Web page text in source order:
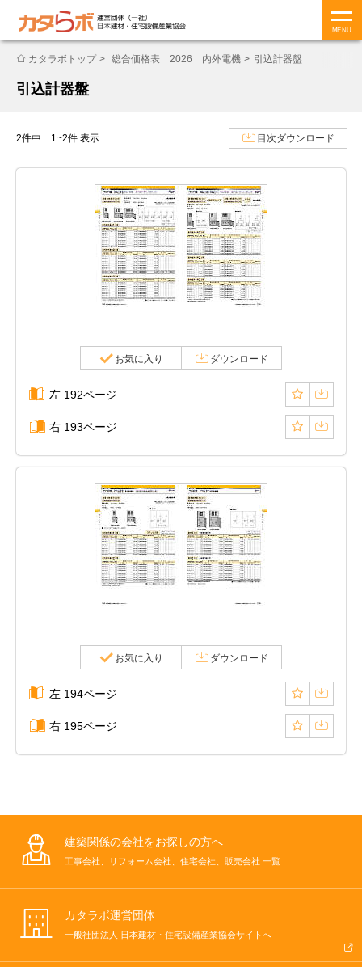
MENU
カタラボトップ 総合価格表 2026 内外電機 引込計器盤
引込計器盤
2件中 1~2件 表示 目次ダウンロード
お気に入り ダウンロード
左 192ページ
右 193ページ
お気に入り ダウンロード
左 194ページ
右 195ページ
建築関係の会社をお探しの方へ
工事会社、リフォーム会社、住宅会社、販売会社 一覧
カタラボ運営団体
一般社団法人 日本建材・住宅設備産業協会サイトへ